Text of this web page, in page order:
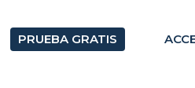
PRUEBA GRATIS